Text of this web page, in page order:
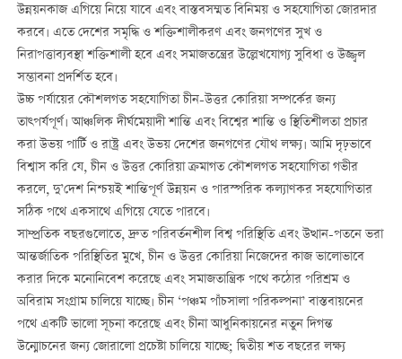
উন্নয়নকাজ এগিয়ে নিয়ে যাবে এবং বাস্তবসম্মত বিনিময় ও সহযোগিতা জোরদার
করবে। এতে দেশের সমৃদ্ধি ও শক্তিশালীকরণ এবং জনগণের সুখ ও
নিরাপত্তাব্যবস্থা শক্তিশালী হবে এবং সমাজতন্ত্রের উল্লেখযোগ্য সুবিধা ও উজ্জ্বল
সম্ভাবনা প্রদর্শিত হবে।
উচ্চ পর্যায়ের কৌশলগত সহযোগিতা চীন-উত্তর কোরিয়া সম্পর্কের জন্য
তাত্পর্যপূর্ণ। আঞ্চলিক দীর্ঘমেয়াদী শান্তি এবং বিশ্বের শান্তি ও স্থিতিশীলতা প্রচার
করা উভয় পার্টি ও রাষ্ট্র এবং উভয় দেশের জনগণের যৌথ লক্ষ্য। আমি দৃঢ়ভাবে
বিশ্বাস করি যে, চীন ও উত্তর কোরিয়া ক্রমাগত কৌশলগত সহযোগিতা গভীর
করলে, দু’দেশ নিশ্চয়ই শান্তিপূর্ণ উন্নয়ন ও পারস্পরিক কল্যাণকর সহযোগিতার
সঠিক পথে একসাথে এগিয়ে যেতে পারবে।
সাম্প্রতিক বছরগুলোতে, দ্রুত পরিবর্তনশীল বিশ্ব পরিস্থিতি এবং উত্থান-পতনে ভরা
আন্তর্জাতিক পরিস্থিতির মুখে, চীন ও উত্তর কোরিয়া নিজেদের কাজ ভালোভাবে
করার দিকে মনোনিবেশ করেছে এবং সমাজতান্ত্রিক পথে কঠোর পরিশ্রম ও
অবিরাম সংগ্রাম চালিয়ে যাচ্ছে। চীন ‘পঞ্চম পাঁচসালা পরিকল্পনা’ বাস্তবায়নের
পথে একটি ভালো সূচনা করেছে এবং চীনা আধুনিকায়নের নতুন দিগন্ত
উন্মোচনের জন্য জোরালো প্রচেষ্টা চালিয়ে যাচ্ছে; দ্বিতীয় শত বছরের লক্ষ্য